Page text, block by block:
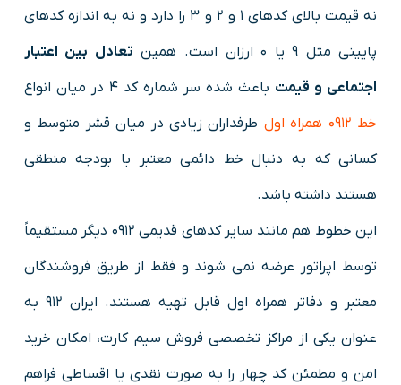
نه قیمت بالای کدهای ۱ و ۲ و 3 را دارد و نه به اندازه کدهای
پایینی مثل ۹ یا ۰ ارزان است. همین
تعادل بین اعتبار
اجتماعی و قیمت باعث شده سر شماره کد 4 در میان انواع
خط 0912 همراه اول
طرفداران زیادی در میان قشر متوسط و
کسانی که به دنبال خط دائمی معتبر با بودجه منطقی
هستند داشته باشد.
این خطوط هم مانند سایر کدهای قدیمی 0912 دیگر مستقیماً
توسط اپراتور عرضه نمی شوند و فقط از طریق فروشندگان
معتبر و دفاتر همراه اول قابل تهیه هستند. ایران ۹۱۲ به
عنوان یکی از مراکز تخصصی فروش سیم کارت، امکان خرید
امن و مطمئن کد چهار را به صورت نقدی یا اقساطی فراهم